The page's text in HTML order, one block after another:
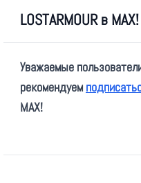
Play
Video
LOSTARMOUR в MAX!
Уважаемые
рекомендуем
MAX!